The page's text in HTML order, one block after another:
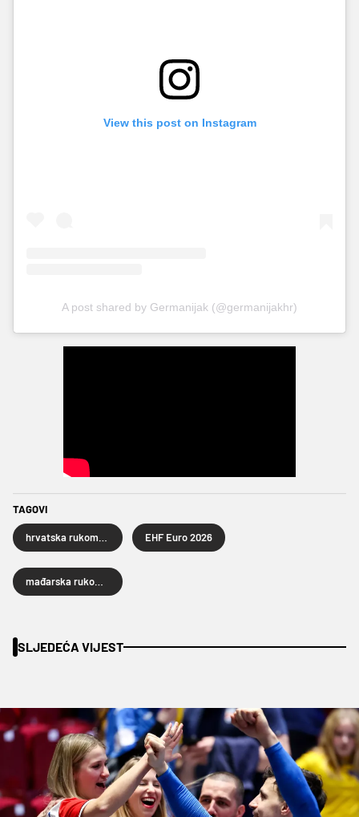
View this post on Instagram
A post shared by Germanijak (@germanijakhr)
TAGOVI
hrvatska rukometna reprezentacija EHF Euro 2026
mađarska rukometna reprezentacija
SLJEDEĆA VIJEST